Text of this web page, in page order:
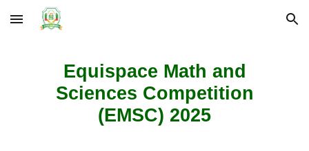
Skip to main content Skip to navigation
Equispace Math and
Sciences Competition
(EMSC) 2025